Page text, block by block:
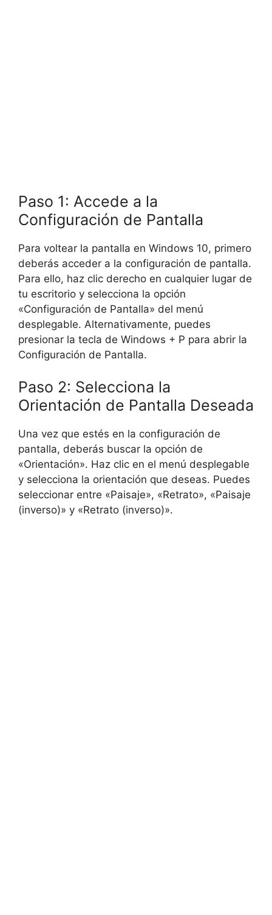
Paso 1: Accede a la
Configuración de Pantalla
Para voltear la pantalla en Windows 10, primero
deberás acceder a la configuración de pantalla.
Para ello, haz clic derecho en cualquier lugar de
tu escritorio y selecciona la opción
«Configuración de Pantalla» del menú
desplegable. Alternativamente, puedes
presionar la tecla de Windows + P para abrir la
Configuración de Pantalla.
Paso 2: Selecciona la
Orientación de Pantalla Deseada
Una vez que estés en la configuración de
pantalla, deberás buscar la opción de
«Orientación». Haz clic en el menú desplegable
y selecciona la orientación que deseas. Puedes
seleccionar entre «Paisaje», «Retrato», «Paisaje
(inverso)» y «Retrato (inverso)».